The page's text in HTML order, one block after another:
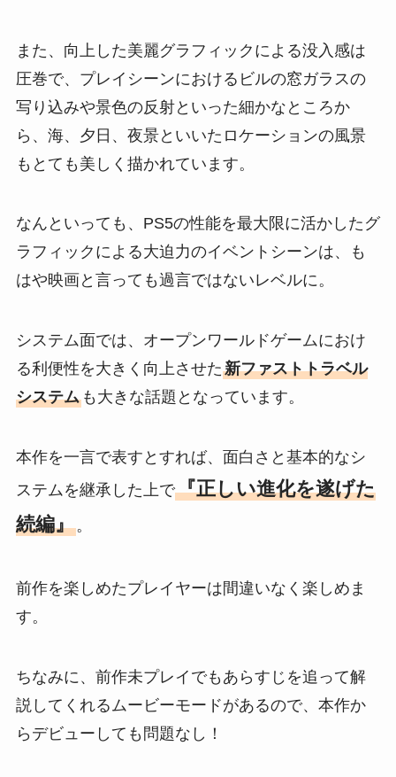
また、向上した美麗グラフィックによる没入感は
圧巻で、プレイシーンにおけるビルの窓ガラスの
写り込みや景色の反射といった細かなところか
ら、海、夕日、夜景といいたロケーションの風景
もとても美しく描かれています。
なんといっても、PS5の性能を最大限に活かしたグ
ラフィックによる大迫力のイベントシーンは、も
はや映画と言っても過言ではないレベルに。
システム面では、オープンワールドゲームにおけ
る利便性を大きく向上させた新ファストトラベル
システムも大きな話題となっています。
本作を一言で表すとすれば、面白さと基本的なシ
ステムを継承した上で『正しい進化を遂げた
続編』。
前作を楽しめたプレイヤーは間違いなく楽しめま
す。
ちなみに、前作未プレイでもあらすじを追って解
説してくれるムービーモードがあるので、本作か
らデビューしても問題なし！